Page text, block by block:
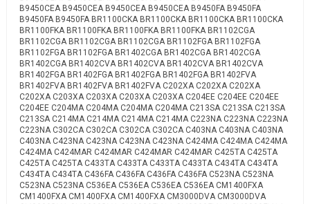
B9450CEA B9450CEA B9450CEA B9450CEA B9450FA B9450FA
B9450FA B9450FA BR1100CKA BR1100CKA BR1100CKA BR1100CKA
BR1100FKA BR1100FKA BR1100FKA BR1100FKA BR1102CGA
BR1102CGA BR1102CGA BR1102CGA BR1102FGA BR1102FGA
BR1102FGA BR1102FGA BR1402CGA BR1402CGA BR1402CGA
BR1402CGA BR1402CVA BR1402CVA BR1402CVA BR1402CVA
BR1402FGA BR1402FGA BR1402FGA BR1402FGA BR1402FVA
BR1402FVA BR1402FVA BR1402FVA C202XA C202XA C202XA
C202XA C203XA C203XA C203XA C203XA C204EE C204EE C204EE
C204EE C204MA C204MA C204MA C204MA C213SA C213SA C213SA
C213SA C214MA C214MA C214MA C214MA C223NA C223NA C223NA
C223NA C302CA C302CA C302CA C302CA C403NA C403NA C403NA
C403NA C423NA C423NA C423NA C423NA C424MA C424MA C424MA
C424MA C424MAR C424MAR C424MAR C424MAR C425TA C425TA
C425TA C425TA C433TA C433TA C433TA C433TA C434TA C434TA
C434TA C434TA C436FA C436FA C436FA C436FA C523NA C523NA
C523NA C523NA C536EA C536EA C536EA C536EA CM1400FXA
CM1400FXA CM1400FXA CM1400FXA CM3000DVA CM3000DVA